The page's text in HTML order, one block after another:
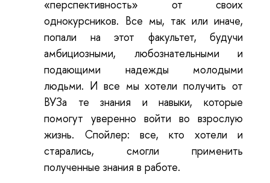
«перспективность» от своих
однокурсников. Все мы, так или иначе,
попали на этот факультет, будучи
амбициозными, любознательными и
подающими надежды молодыми
людьми. И все мы хотели получить от
ВУЗа те знания и навыки, которые
помогут уверенно войти во взрослую
жизнь. Спойлер: все, кто хотели и
старались, смогли применить
полученные знания в работе.